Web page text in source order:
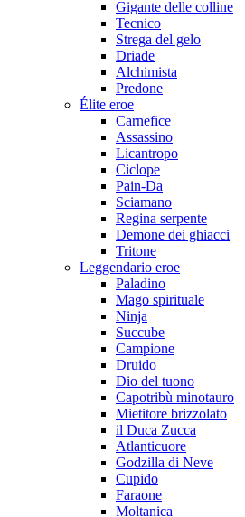
Gigante delle colline
Tecnico
Strega del gelo
Driade
Alchimista
Predone
Élite eroe
Carnefice
Assassino
Licantropo
Ciclope
Pain-Da
Sciamano
Regina serpente
Demone dei ghiacci
Tritone
Leggendario eroe
Paladino
Mago spirituale
Ninja
Succube
Campione
Druido
Dio del tuono
Capotribù minotauro
Mietitore brizzolato
il Duca Zucca
Atlanticuore
Godzilla di Neve
Cupido
Faraone
Moltanica